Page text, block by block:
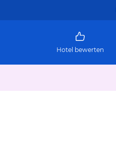
Hotel bewerten